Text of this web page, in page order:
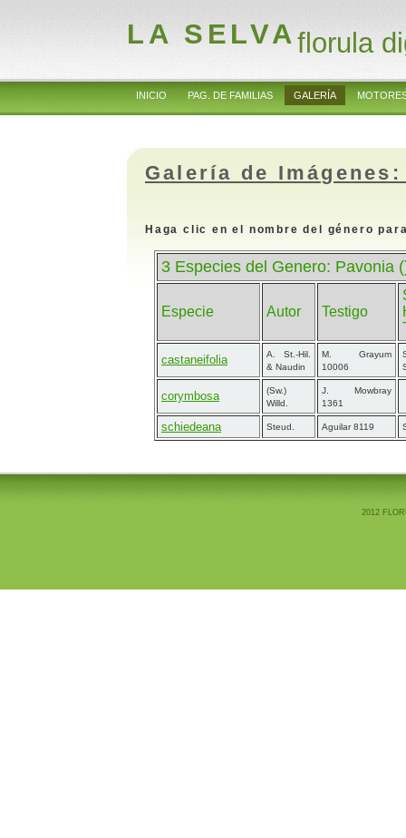
LA SELVAflorula
INICIO PAG. DE FAMILIAS GALERÍA
Galería de
Haga clic en el nombre del género
3 Especies del Genero: Pavonia
Especie Autor Testigo
castaneifolia
A. St.-Hil.
& Naudin
M. Grayum
10006
corymbosa
(Sw.)
Willd.
J. Mowbray
1361
schiedeana Steud. Aguilar 8119
2012